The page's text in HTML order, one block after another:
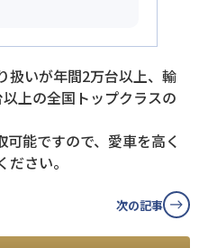
扱いが年間2万台以上、輸
上の全国トップクラスの
能ですので、愛車を高く
さい。
次の記事